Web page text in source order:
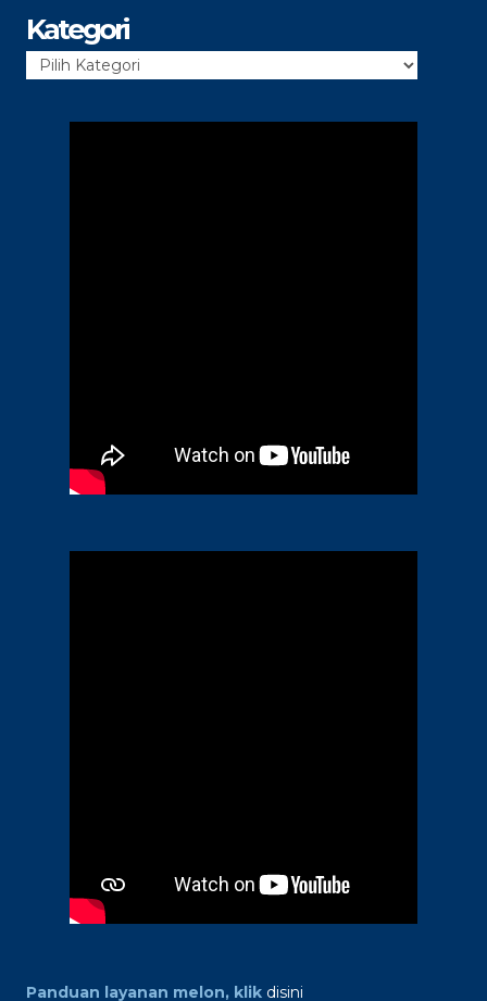
Kategori
Kategori
Panduan layanan melon, klik disini